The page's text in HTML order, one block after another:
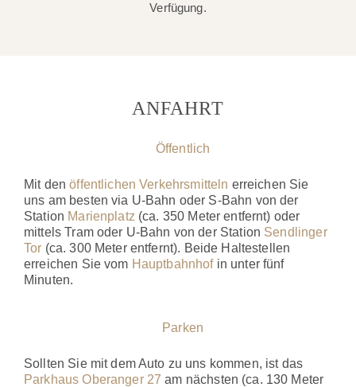
Verfügung.
ANFAHRT
Öffentlich
Mit denöffentlichen Verkehrsmitteln erreichen Sie
uns am besten via U-Bahn oder S-Bahn von der
Station Marienplatz (ca. 350 Meter entfernt) oder
mittels Tram oder U-Bahn von der Station Sendlinger
Tor (ca. 300 Meter entfernt). Beide Haltestellen
erreichen Sie vom Hauptbahnhofin unter fünf
Minuten.
Parken
Sollten Sie mit dem Auto zu uns kommen, ist das
Parkhaus Oberanger 27 am nächsten (ca. 130 Meter